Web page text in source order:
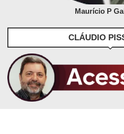
Maurício P
CLÁUDIO